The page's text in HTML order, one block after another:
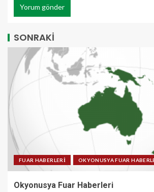
SONRAKİ
FUAR HABERLERİ OKYONUSYA FUAR
Okyonusya Fuar Haberleri